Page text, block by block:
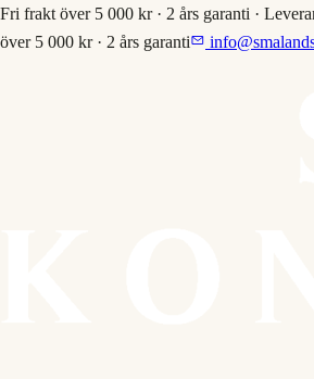
Fri frakt över 5 000 kr · 2 års garanti ·
över 5 000 kr · 2 års garanti